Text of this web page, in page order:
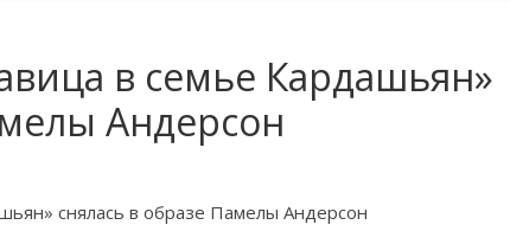
в семье Кардашьян»
Андерсон